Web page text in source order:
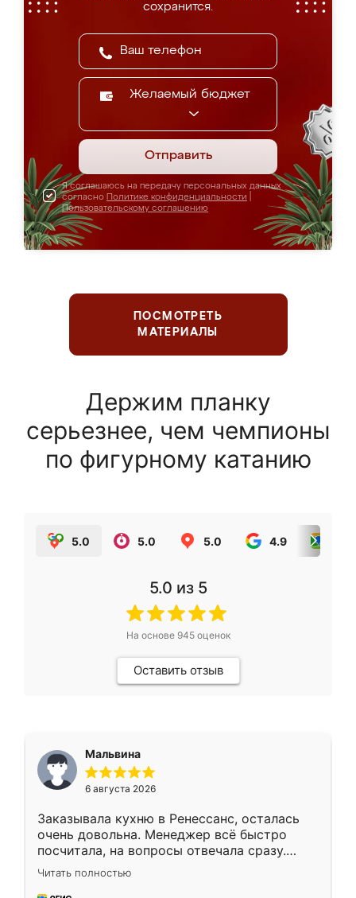
сохранится.
Желаемый бюджет
Отправить
Я соглашаюсь на передачу персональных данных
согласно Политике конфиденциальности
Пользовательскому соглашению
ПОСМОТРЕТЬ
МАТЕРИАЛЫ
Держим планку
серьезнее, чем чемпионы
по фигурному катанию
5.0 5.0 5.0 4.9
5.0 из 5
На основе 945оценок
Оставить отзыв
Мальвина
6 августа 2026
Заказывала кухню в Ренессанс, осталась
очень довольна. Менеджер всё быстро
посчитала, на вопросы отвечала сразу.
Замерщик приехал в субботу, подошёл к
делу со всей ответственностью. Собрали
Читать полностью